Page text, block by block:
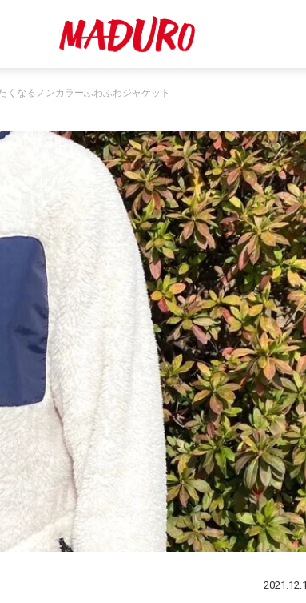
くなるノンカラーふわふわジャケット